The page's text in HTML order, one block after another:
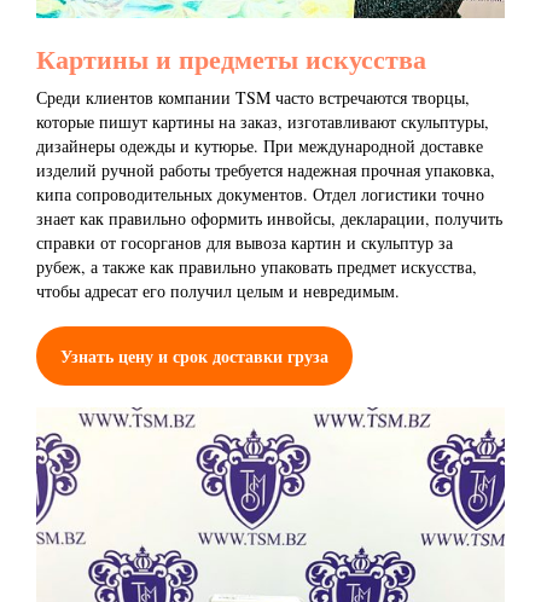
Картины и предметы искусства
Среди клиентов компании TSM часто встречаются творцы,
которые пишут картины на заказ, изготавливают скульптуры,
дизайнеры одежды и кутюрье. При международной доставке
изделий ручной работы требуется надежная прочная упаковка,
кипа сопроводительных документов. Отдел логистики точно
знает как правильно оформить инвойсы, декларации, получить
справки от госорганов для вывоза картин и скульптур за
рубеж, а также как правильно упаковать предмет искусства,
чтобы адресат его получил целым и невредимым.
Узнать цену и срок доставки груза